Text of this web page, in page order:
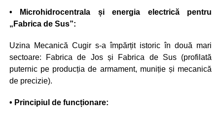
• Microhidrocentrala și energia electrică pentru
„Fabrica de Sus”:
Uzina Mecanică Cugir s-a împărțit istoric în două mari
sectoare: Fabrica de Jos și Fabrica de Sus (profilată
puternic pe producția de armament, muniție și mecanică
de precizie).
• Principiul de funcționare: